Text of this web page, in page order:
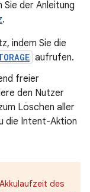
der Anleitung
.
indem Sie die
aufrufen.
freier
den Nutzer
Löschen aller
die Intent-Aktion
des